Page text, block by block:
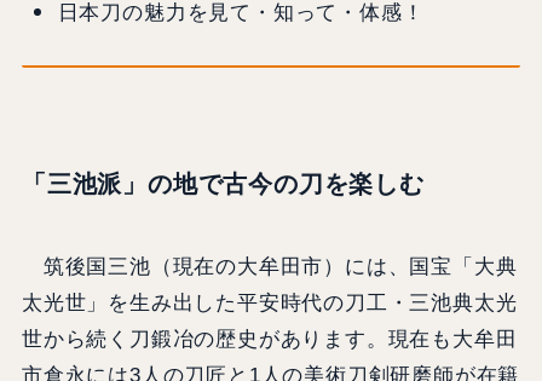
日本刀の魅力を見て・知って・体感！
「三池派」の地で古今の刀を楽しむ
筑後国三池（現在の大牟田市）には、国宝「大典
太光世」を生み出した平安時代の刀工・三池典太光
世から続く刀鍛冶の歴史があります。現在も大牟田
市倉永には3人の刀匠と1人の美術刀剣研磨師が在籍